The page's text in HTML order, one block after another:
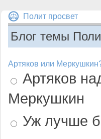
Полит просвет
Блог темы
Артяков или
Артяков
Меркушкин
Уж лучше